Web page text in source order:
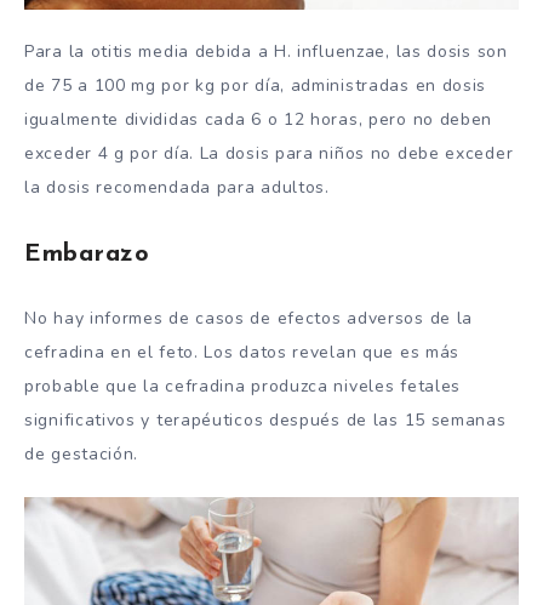
Para la otitis media debida a H. influenzae, las dosis son
de 75 a 100 mg por kg por día, administradas en dosis
igualmente divididas cada 6 o 12 horas, pero no deben
exceder 4 g por día. La dosis para niños no debe exceder
la dosis recomendada para adultos.
Embarazo
No hay informes de casos de efectos adversos de la
cefradina en el feto. Los datos revelan que es más
probable que la cefradina produzca niveles fetales
significativos y terapéuticos después de las 15 semanas
de gestación.